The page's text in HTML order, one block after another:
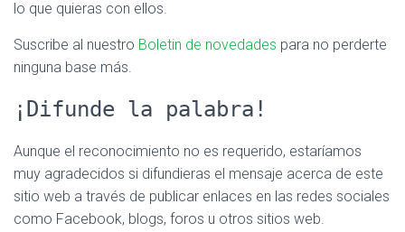
lo que quieras con ellos.
Suscribe al nuestro Boletin de novedades para no perderte
ninguna base más.
¡Difunde la palabra!
Aunque el reconocimiento no es requerido, estaríamos
muy agradecidos si difundieras el mensaje acerca de este
sitio web a través de publicar enlaces en las redes sociales
como Facebook, blogs, foros u otros sitios web.